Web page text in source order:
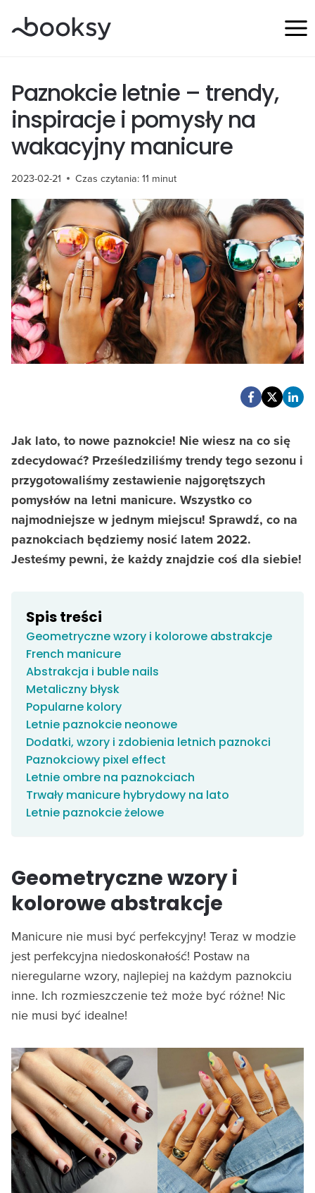
do
Paznokcie letnie – trendy,
inspiracje i pomysły na
wakacyjny manicure
2023-02-21 Czas czytania:11 minut
Jak lato, to nowe paznokcie! Nie wiesz na co się
zdecydować? Prześledziliśmy trendy tego sezonu i
przygotowaliśmy zestawienie najgorętszych
pomysłów na letni manicure. Wszystko co
najmodniejsze w jednym miejscu! Sprawdź, co na
paznokciach będziemy nosić latem 2022.
Jesteśmy pewni, że każdy znajdzie coś dla siebie!
Spis treści
Geometryczne wzory i kolorowe abstrakcje
French manicure
Abstrakcja i buble nails
Metaliczny błysk
Popularne kolory
Letnie paznokcie neonowe
Dodatki, wzory i zdobienia letnich paznokci
Paznokciowy pixel effect
Letnie ombre na paznokciach
Trwały manicure hybrydowy na lato
Letnie paznokcie żelowe
Geometryczne wzory i
kolorowe abstrakcje
Manicure nie musi być perfekcyjny! Teraz w modzie
jest perfekcyjna niedoskonałość! Postaw na
nieregularne wzory, najlepiej na każdym paznokciu
inne. Ich rozmieszczenie też może być różne! Nic
nie musi być idealne!